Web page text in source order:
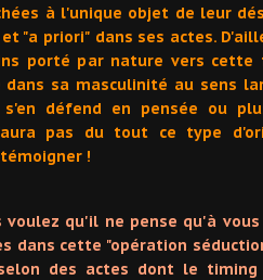
à l'unique objet de leur
"a priori" dans ses actes.
porté par nature vers cette
sa masculinité au sens
défend en pensée ou
pas du tout ce type
!
voulez qu'il ne pense qu'à
dans cette "opération
des actes dont le